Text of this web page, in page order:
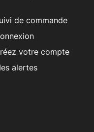
de commande
votre compte
alertes